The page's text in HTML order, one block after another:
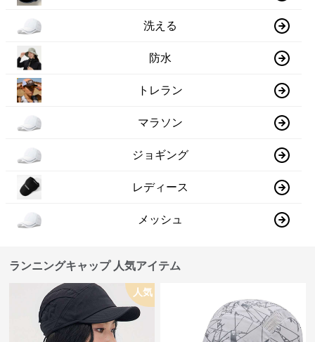
洗える
防水
トレラン
マラソン
ジョギング
レディース
メッシュ
ランニングキャップ 人気アイテム
人気